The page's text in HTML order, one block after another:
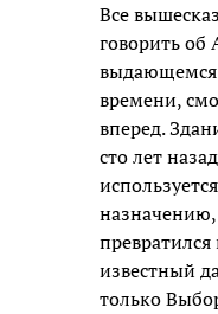
Все
говорить об
выдающемся
времени,
вперед.
сто лет
известный
только